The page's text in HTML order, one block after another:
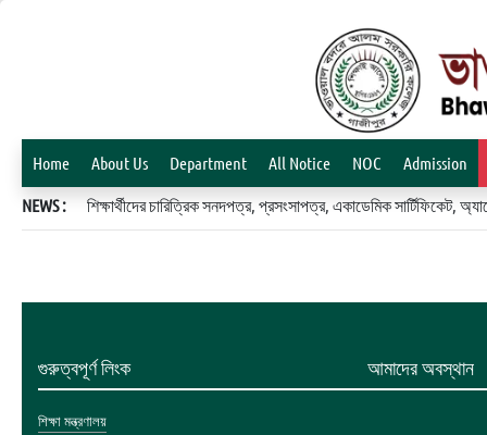
Home About Us Department All Notice NOC Admission
NEWS : শিক্ষার্থীদের চারিত্রিক সনদপত্র, প্রসংসাপত্র, একাডেমিক
গুরুত্বপূর্ণ লিংক
শিক্ষা মন্ত্রণালয়
আমাদের অবস্থান